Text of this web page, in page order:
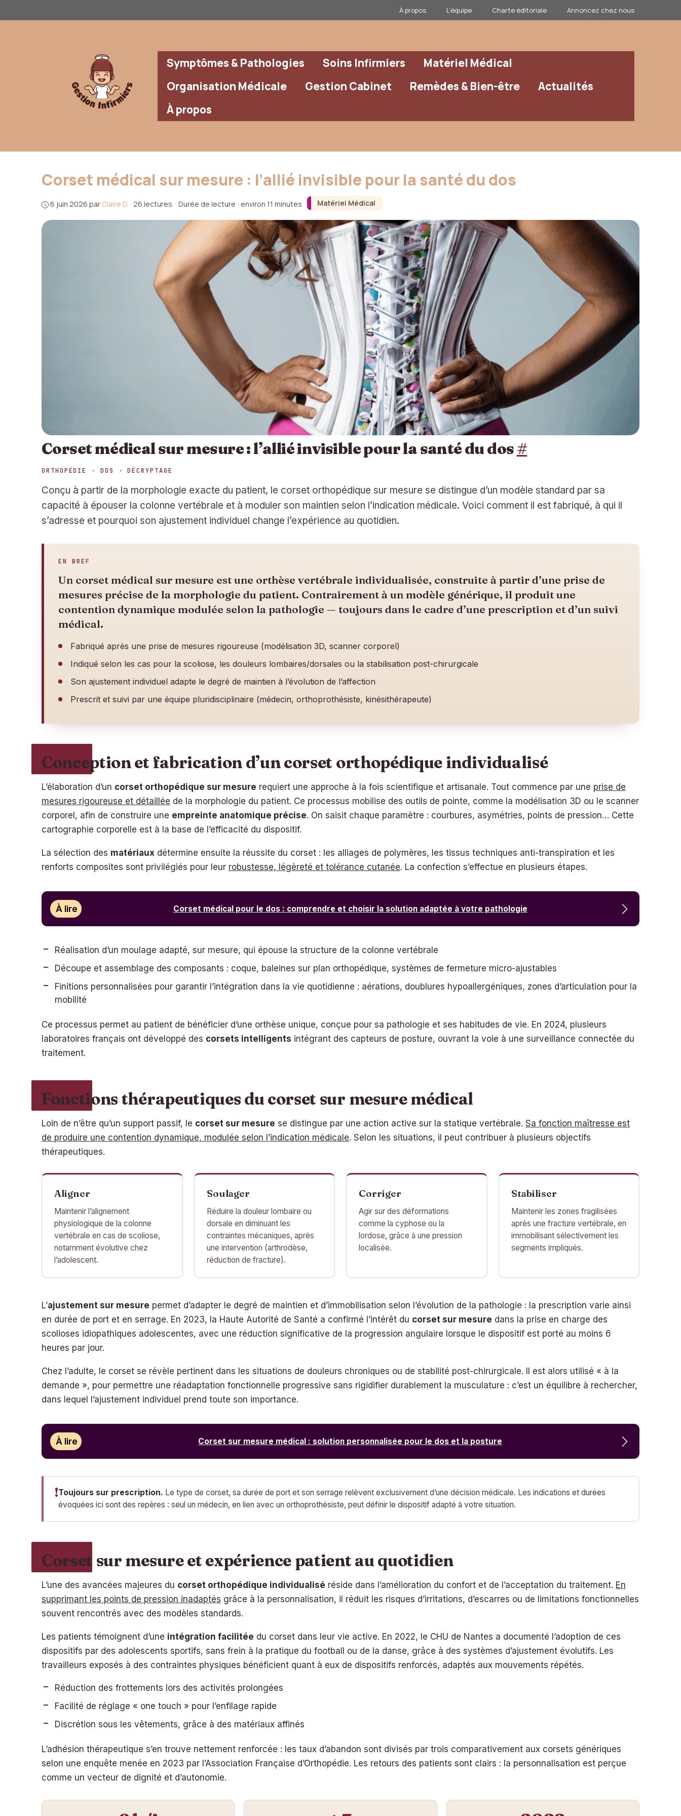
au
À propos L’équipe Charte éditoriale Annoncez chez nous
Symptômes & Pathologies Soins Infirmiers
Matériel Médical
Organisation Médicale
Gestion Cabinet Remèdes & Bien-être
Actualités
À propos
Matériel Médical
Corset médical sur mesure : l’allié invisible pour la santé du dos
6 juin 2026 par Claire D. · 26 lectures · Durée de lecture : environ 11 minutes
Corset médical sur mesure : l’allié invisible pour la santé du dos#
ORTHOPÉDIE · DOS · DÉCRYPTAGE
Conçu à partir de la morphologie exacte du patient, le corset orthopédique sur mesure se distingue d’un modèle standard par sa
capacité à épouser la colonne vertébrale et à moduler son maintien selon l’indication médicale. Voici comment il est fabriqué, à qui il
s’adresse et pourquoi son ajustement individuel change l’expérience au quotidien.
EN BREF
Un corset médical sur mesure est une orthèse vertébrale individualisée, construite à partir d’une prise de
mesures précise de la morphologie du patient. Contrairement à un modèle générique, il produit une
contention dynamique modulée selon la pathologie — toujours dans le cadre d’une prescription et d’un suivi
médical.
Fabriqué après une prise de mesures rigoureuse (modélisation 3D, scanner corporel)
Indiqué selon les cas pour la scoliose, les douleurs lombaires/dorsales ou la stabilisation post-chirurgicale
Son ajustement individuel adapte le degré de maintien à l’évolution de l’affection
Prescrit et suivi par une équipe pluridisciplinaire (médecin, orthoprothésiste, kinésithérapeute)
Conception et fabrication d’un corset orthopédique individualisé
L’élaboration d’un corset orthopédique sur mesure requiert une approche à la fois scientifique et artisanale. Tout commence par une prise de
mesures rigoureuse et détaillée de la morphologie du patient. Ce processus mobilise des outils de pointe, comme la modélisation 3D ou le scanner
corporel, afin de construire une empreinte anatomique précise. On saisit chaque paramètre : courbures, asymétries, points de pression… Cette
cartographie corporelle est à la base de l’efficacité du dispositif.
La sélection des matériaux détermine ensuite la réussite du corset : les alliages de polymères, les tissus techniques anti-transpiration et les
renforts composites sont privilégiés pour leur robustesse, légèreté et tolérance cutanée. La confection s’effectue en plusieurs étapes.
À lire Corset médical pour le dos : comprendre et choisir la solution adaptée à votre pathologie
Réalisation d’un moulage adapté, sur mesure, qui épouse la structure de la colonne vertébrale
Découpe et assemblage des composants : coque, baleines sur plan orthopédique, systèmes de fermeture micro-ajustables
Finitions personnalisées pour garantir l’intégration dans la vie quotidienne : aérations, doublures hypoallergéniques, zones d’articulation pour la
mobilité
Ce processus permet au patient de bénéficier d’une orthèse unique, conçue pour sa pathologie et ses habitudes de vie. En 2024, plusieurs
laboratoires français ont développé des corsets intelligents intégrant des capteurs de posture, ouvrant la voie à une surveillance connectée du
traitement.
Fonctions thérapeutiques du corset sur mesure médical
Loin de n’être qu’un support passif, le corset sur mesure se distingue par une action active sur la statique vertébrale. Sa fonction maîtresse est
de produire une contention dynamique, modulée selon l’indication médicale. Selon les situations, il peut contribuer à plusieurs objectifs
thérapeutiques.
Aligner
Maintenir l’alignement
physiologique de la colonne
vertébrale en cas de scoliose,
notamment évolutive chez
l’adolescent.
Soulager
Réduire la douleur lombaire ou
dorsale en diminuant les
contraintes mécaniques, après
une intervention (arthrodèse,
réduction de fracture).
Corriger
Agir sur des déformations
comme la cyphose ou la
lordose, grâce à une pression
localisée.
Stabiliser
Maintenir les zones fragilisées
après une fracture vertébrale, en
immobilisant sélectivement les
segments impliqués.
L’ajustement sur mesure permet d’adapter le degré de maintien et d’immobilisation selon l’évolution de la pathologie : la prescription varie ainsi
en durée de port et en serrage. En 2023, la Haute Autorité de Santé a confirmé l’intérêt du corset sur mesure dans la prise en charge des
scolioses idiopathiques adolescentes, avec une réduction significative de la progression angulaire lorsque le dispositif est porté au moins 6
heures par jour.
Chez l’adulte, le corset se révèle pertinent dans les situations de douleurs chroniques ou de stabilité post-chirurgicale. Il est alors utilisé « à la
demande », pour permettre une réadaptation fonctionnelle progressive sans rigidifier durablement la musculature : c’est un équilibre à rechercher,
dans lequel l’ajustement individuel prend toute son importance.
À lire Corset sur mesure médical : solution personnalisée pour le dos et la posture
!Toujours sur prescription. Le type de corset, sa durée de port et son serrage relèvent exclusivement d’une décision médicale. Les indications et durées
évoquées ici sont des repères : seul un médecin, en lien avec un orthoprothésiste, peut définir le dispositif adapté à votre situation.
Corset sur mesure et expérience patient au quotidien
L’une des avancées majeures du corset orthopédique individualisé réside dans l’amélioration du confort et de l’acceptation du traitement. En
supprimant les points de pression inadaptés grâce à la personnalisation, il réduit les risques d’irritations, d’escarres ou de limitations fonctionnelles
souvent rencontrés avec des modèles standards.
Les patients témoignent d’une intégration facilitée du corset dans leur vie active. En 2022, le CHU de Nantes a documenté l’adoption de ces
dispositifs par des adolescents sportifs, sans frein à la pratique du football ou de la danse, grâce à des systèmes d’ajustement évolutifs. Les
travailleurs exposés à des contraintes physiques bénéficient quant à eux de dispositifs renforcés, adaptés aux mouvements répétés.
Réduction des frottements lors des activités prolongées
Facilité de réglage « one touch » pour l’enfilage rapide
Discrétion sous les vêtements, grâce à des matériaux affinés
L’adhésion thérapeutique s’en trouve nettement renforcée : les taux d’abandon sont divisés par trois comparativement aux corsets génériques
selon une enquête menée en 2023 par l’Association Française d’Orthopédie. Les retours des patients sont clairs : la personnalisation est perçue
comme un vecteur de dignité et d’autonomie.